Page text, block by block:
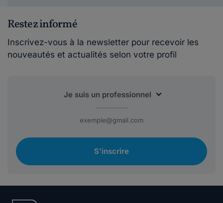
Restez informé
Inscrivez-vous à la newsletter pour recevoir les
nouveautés et actualités selon votre profil
S'inscrire